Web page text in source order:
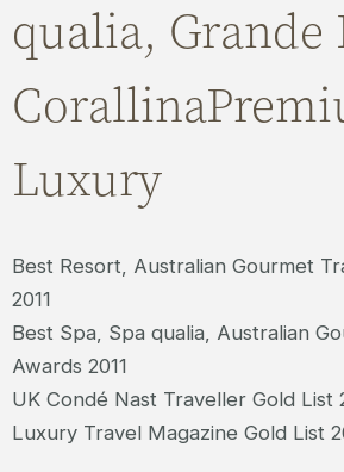
qualia, Grande
Luxury
Best Resort, Australian Gourmet
2011
Best Spa, Spa qualia, Australian
Awards 2011
UK Condé Nast Traveller Gold List
Luxury Travel Magazine Gold List